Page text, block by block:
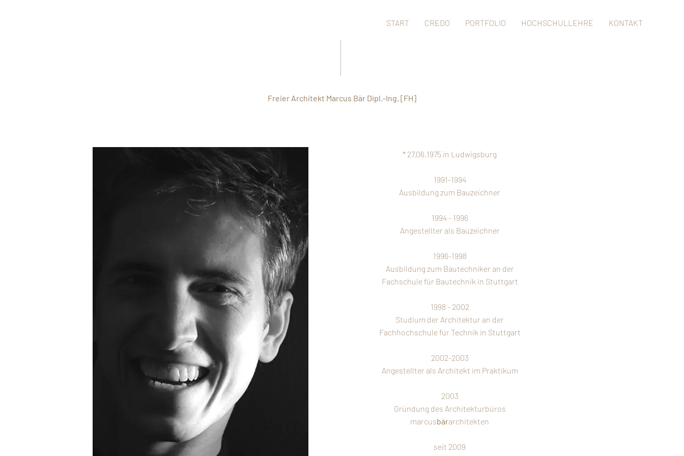
START CREDO PORTFOLIO HOCHSCHULLEHRE KONTAKT
Freier Architekt Marcus Bär Dipl.-Ing. [FH]
* 27.06.1975 in Ludwigsburg
1991-1994
Ausbildung zum Bauzeichner
1994 - 1996
Angestellter als Bauzeichner
1996-1998
Ausbildung zum Bautechniker an der
Fachschule für Bautechnik in Stuttgart
1998 - 2002
Studium der Architektur an der
Fachhochschule für Technik in Stuttgart
2002-2003
Angestellter als Architekt im Praktikum
2003
Gründung des Architekturbüros
marcusbärarchitekten
seit 2009